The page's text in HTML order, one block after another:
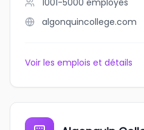
1001-5000 employés
algonquincollege.com
Voir les emplois et détails